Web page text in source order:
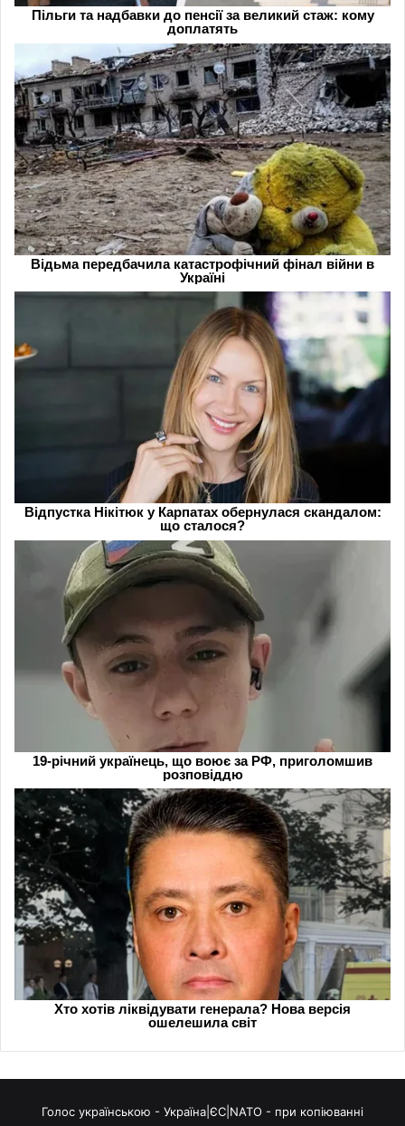
Голос українською - Україна|ЄС|NATO - при копіюванні